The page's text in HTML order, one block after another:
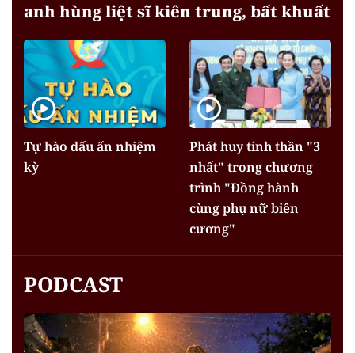
anh hùng liệt sĩ kiên trung, bất khuất
Tự hào dấu ấn nhiệm
kỳ
Phát huy tinh thần "3
nhất" trong chương
trình "Đồng hành
cùng phụ nữ biên
cương"
PODCAST